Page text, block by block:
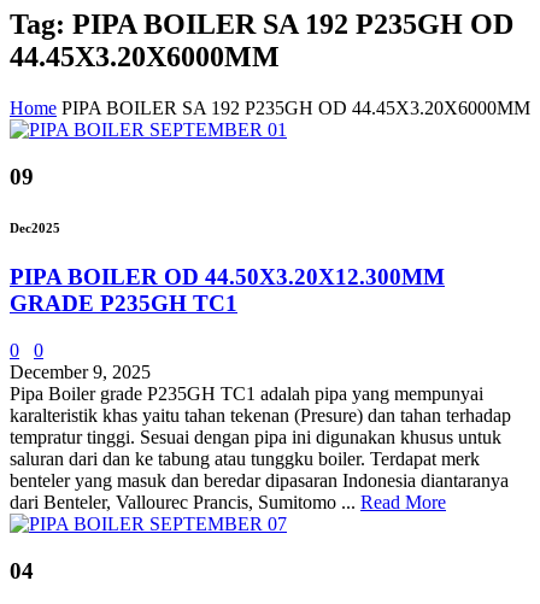
Tag: PIPA BOILER SA 192 P235GH OD
44.45X3.20X6000MM
Home PIPA BOILER SA 192 P235GH OD 44.45X3.20X6000MM
09
Dec2025
PIPA BOILER OD 44.50X3.20X12.300MM
GRADE P235GH TC1
0
0
December 9, 2025
Pipa Boiler grade P235GH TC1 adalah pipa yang mempunyai
karalteristik khas yaitu tahan tekenan (Presure) dan tahan terhadap
tempratur tinggi. Sesuai dengan pipa ini digunakan khusus untuk
saluran dari dan ke tabung atau tunggku boiler. Terdapat merk
benteler yang masuk dan beredar dipasaran Indonesia diantaranya
dari Benteler, Vallourec Prancis, Sumitomo ... Read More
04